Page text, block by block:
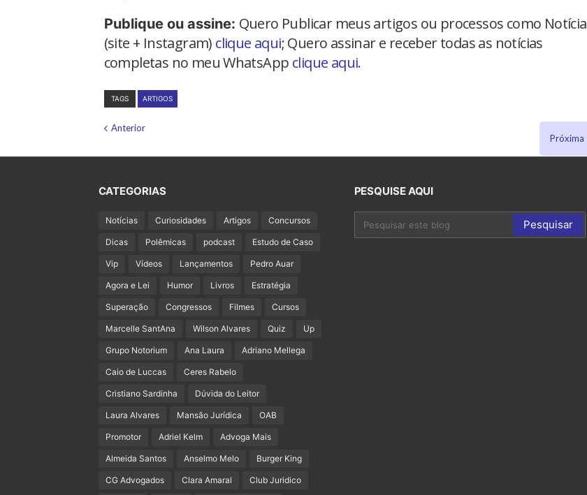
Publique ou assine: Quero Publicar meus artigos ou processos como Notícia
(site + Instagram) clique aqui; Quero assinar e receber todas as notícias
completas no meu WhatsApp clique aqui.
TAGS ARTIGOS
Anterior
Próxima
CATEGORIAS
Notícias Curiosidades Artigos Concursos
Dicas Polêmicas podcast Estudo de Caso
Vip Vídeos Lançamentos Pedro Auar
Agora e Lei Humor Livros Estratégia
Superação Congressos Filmes Cursos
Marcelle SantAna Wilson Alvares Quiz Up
Grupo Notorium Ana Laura Adriano Mellega
Caio de Luccas Ceres Rabelo
Cristiano Sardinha Dúvida do Leitor
Laura Alvares Mansão Jurídica OAB
Promotor Adriel Kelm Advoga Mais
Almeida Santos Anselmo Melo Burger King
CG Advogados Clara Amaral Club Juridico
PESQUISE AQUI